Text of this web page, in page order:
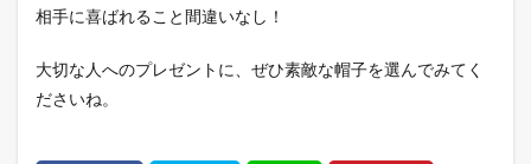
相手に喜ばれること間違いなし！
大切な人へのプレゼントに、ぜひ素敵な帽子を選んでみてく
ださいね。